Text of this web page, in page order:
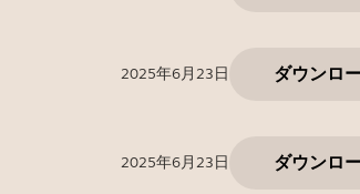
2025年6月23日 ダウンロ
2025年6月23日 ダウンロ